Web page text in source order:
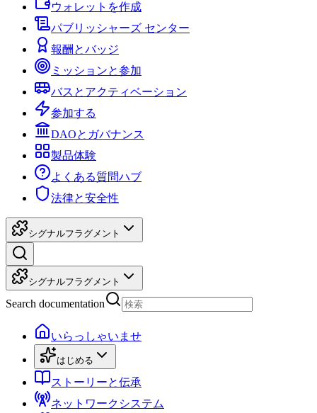
ウォレットを作成
パブリッシャーズ センター
報酬とバッジ
ミッションと参加
バスとアクティベーション
参加する
DAOとガバナンス
製品体験
よくある質問ハブ
法律と安全性
シグナルフラグメント
シグナルフラグメント
Search documentation
いらっしゃいませ
はじめる
ストーリーと伝承
ネットワークシステム